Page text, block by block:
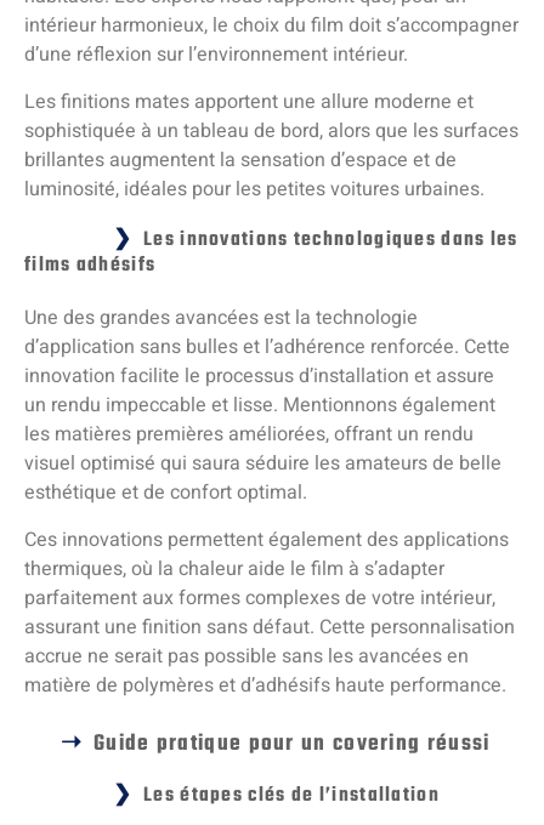
intérieur harmonieux, le choix du film doit s’accompagner
d’une réflexion sur l’environnement intérieur.
Les finitions mates apportent une allure moderne et
sophistiquée à un tableau de bord, alors que les surfaces
brillantes augmentent la sensation d’espace et de
luminosité, idéales pour les petites voitures urbaines.
Les innovations technologiques dans les
films adhésifs
Une des grandes avancées est la technologie
d’application sans bulles et l’adhérence renforcée. Cette
innovation facilite le processus d’installation et assure
un rendu impeccable et lisse. Mentionnons également
les matières premières améliorées, offrant un rendu
visuel optimisé qui saura séduire les amateurs de belle
esthétique et de confort optimal.
Ces innovations permettent également des applications
thermiques, où la chaleur aide le film à s’adapter
parfaitement aux formes complexes de votre intérieur,
assurant une finition sans défaut. Cette personnalisation
accrue ne serait pas possible sans les avancées en
matière de polymères et d’adhésifs haute performance.
Guide pratique pour un covering réussi
Les étapes clés de l’installation